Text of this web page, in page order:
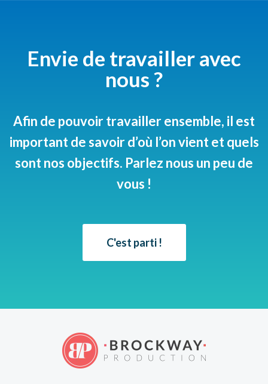
Envie de travailler avec
nous ?
Afin de pouvoir travailler ensemble, il est
important de savoir d’où l’on vient et quels
sont nos objectifs. Parlez nous un peu de
vous !
C'est parti !